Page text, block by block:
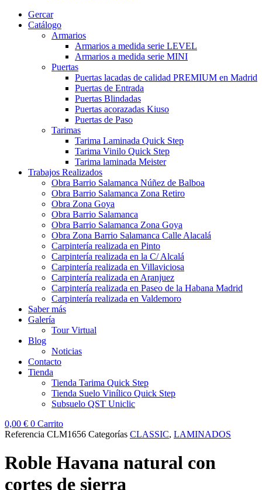
Gercar
Catálogo
Armarios
Armarios a medida serie LEVEL
Armarios a medida serie MINI
Puertas
Puertas lacadas de calidad PREMIUM en Madrid
Puertas de Entrada
Puertas Blindadas
Puertas acorazadas Kiuso
Puertas de Paso
Tarimas
Tarima Laminada Quick Step
Tarima Vinilo Quick Step
Tarima laminada Meister
Trabajos Realizados
Obra Barrio Salamanca Núñez de Balboa
Obra Barrio Salamanca Zona Retiro
Obra Zona Goya
Obra Barrio Salamanca
Obra Barrio Salamanca Zona Goya
Obra Zona Barrio Salamanca Calle Alacalá
Carpintería realizada en Pinto
Carpintería realizada en la C/ Alcalá
Carpintería realizada en Villaviciosa
Carpintería realizada en Aranjuez
Carpintería realizada en Paseo de la Habana Madrid
Carpintería realizada en Valdemoro
Saber más
Galería
Tour Virtual
Blog
Noticias
Contacto
Tienda
Tienda Tarima Quick Step
Tienda Suelo Vinílico Quick Step
Subsuelo QST Uniclic
0,00 € 0 Carrito
Referencia CLM1656 Categorías CLASSIC, LAMINADOS
Roble Havana natural con
cortes de sierra